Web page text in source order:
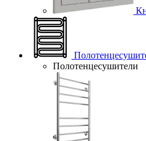
Полотенцесушители